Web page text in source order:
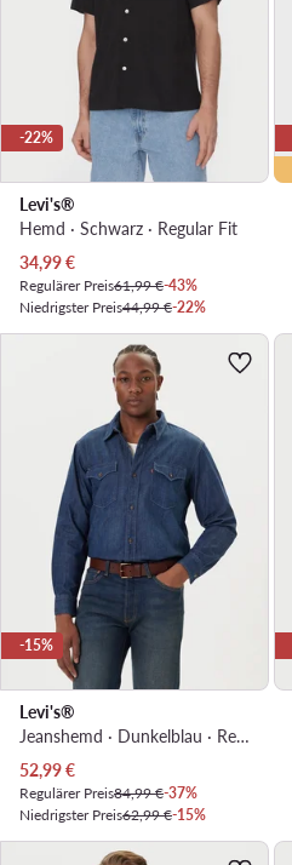
-22%
Levi's®
Hemd · Schwarz · Regular Fit
Aktueller Preis
34,99€
Regulärer Preis61,99 €-43%
Niedrigster Preis44,99 €-22%
-15%
Levi's®
Jeanshemd · Dunkelblau · Relaxed Fit
Aktueller Preis
52,99€
Regulärer Preis84,99 €-37%
Niedrigster Preis62,99 €-15%